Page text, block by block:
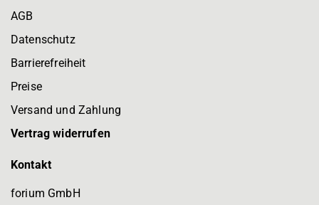
AGB
Datenschutz
Barrierefreiheit
Preise
Versand und Zahlung
Vertrag widerrufen
Kontakt
forium GmbH